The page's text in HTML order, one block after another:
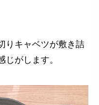
りキャベツが敷き詰
がします。